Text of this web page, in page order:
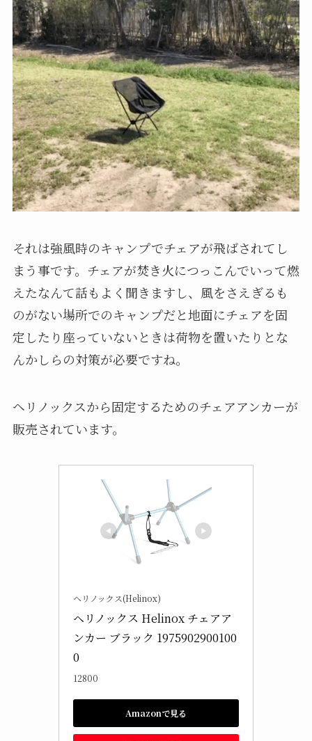
それは強風時のキャンプでチェアが飛ばされてし
まう事です。チェアが焚き火につっこんでいって燃
えたなんて話もよく聞きますし、風をさえぎるも
のがない場所でのキャンプだと地面にチェアを固
定したり座っていないときは荷物を置いたりとな
んかしらの対策が必要ですね。
ヘリノックスから固定するためのチェアアンカーが
販売されています。
ヘリノックス(Helinox)
ヘリノックス Helinox チェアア
ンカー ブラック 1975902900100
0
12800
Amazonで見る